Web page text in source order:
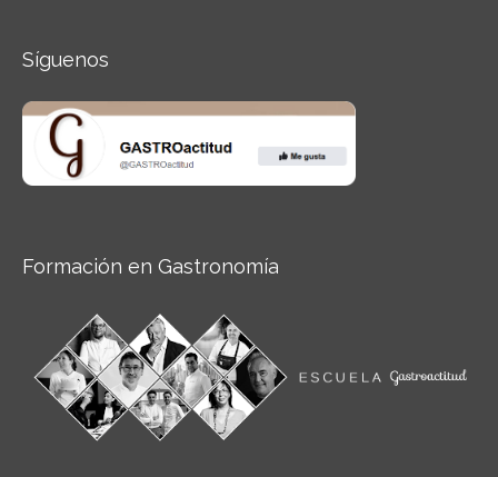
Síguenos
Formación en Gastronomía